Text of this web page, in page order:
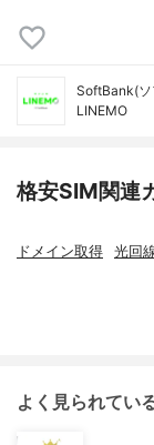
SoftBank(ソ
LINEMO
格安SIM関連
ドメイン取得 光回
よく見られてい